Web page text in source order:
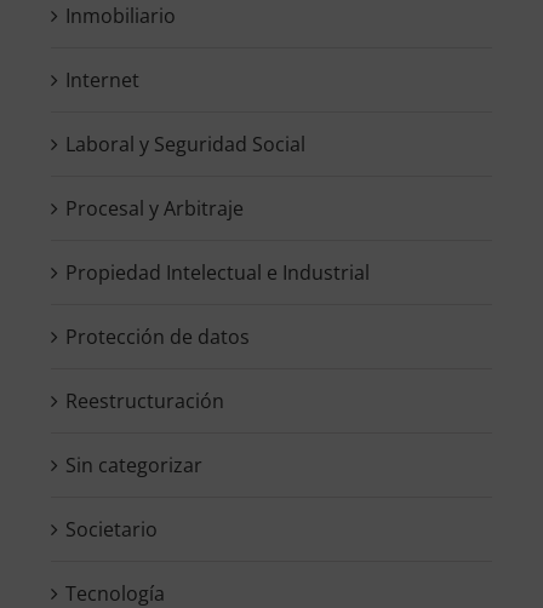
Inmobiliario
Internet
Laboral y Seguridad Social
Procesal y Arbitraje
Propiedad Intelectual e Industrial
Protección de datos
Reestructuración
Sin categorizar
Societario
Tecnología